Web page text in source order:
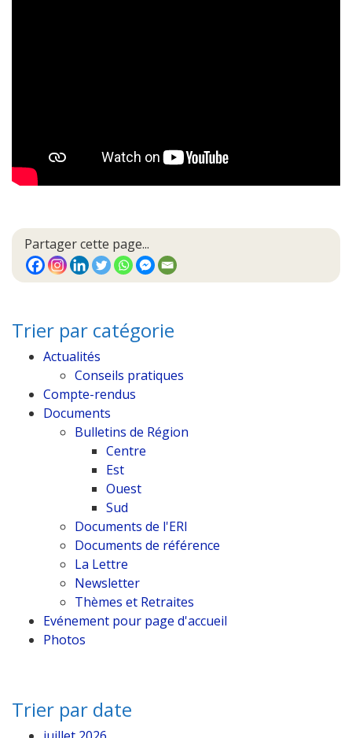
Partager cette page...
Trier par catégorie
Actualités
Conseils pratiques
Compte-rendus
Documents
Bulletins de Région
Centre
Est
Ouest
Sud
Documents de l'ERI
Documents de référence
La Lettre
Newsletter
Thèmes et Retraites
Evénement pour page d'accueil
Photos
Trier par date